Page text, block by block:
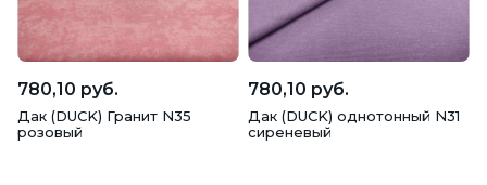
780,10 руб.
Дак (DUCK) Гранит N35
розовый
780,10 руб.
Дак (DUCK) однотонный N31
сиреневый